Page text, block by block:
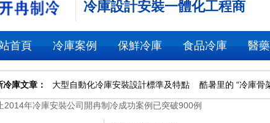
冷庫設計安裝一體化工程商
首頁 冷庫案例 保鮮冷庫 食品冷庫 醫
冷庫文章： 大型自動化冷庫安裝設計標準及特點 酷暑里的 “冷庫骨